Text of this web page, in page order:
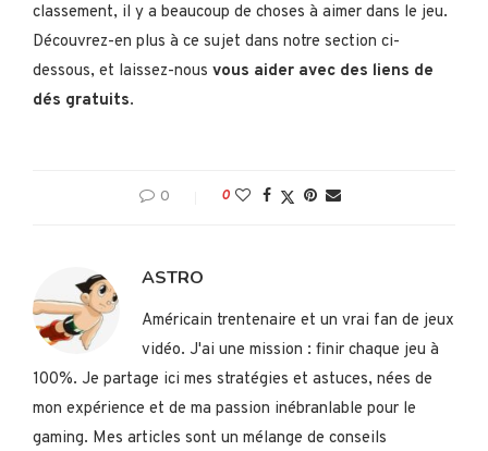
classement, il y a beaucoup de choses à aimer dans le jeu.
Découvrez-en plus à ce sujet dans notre section ci-
dessous, et laissez-nous vous aider avec des liens de
dés gratuits.
0 0
ASTRO
Américain trentenaire et un vrai fan de jeux
vidéo. J'ai une mission : finir chaque jeu à
100%. Je partage ici mes stratégies et astuces, nées de
mon expérience et de ma passion inébranlable pour le
gaming. Mes articles sont un mélange de conseils